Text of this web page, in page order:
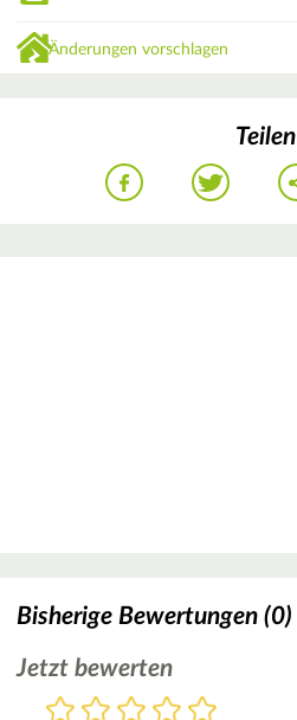
Änderungen vorschlagen
Teilen
Bisherige Bewertungen (0)
Jetzt bewerten
Bewertung
5
4
3
2
1